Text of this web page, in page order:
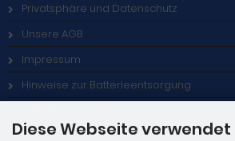
Privatsphäre und Datenschutz
Unsere AGB
Impressum
Hinweise zur Batterieentsorgung
Diese Webseite verwendet